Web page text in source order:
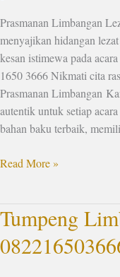
Prasmanan Limbangan
menyajikan hidangan
kesan istimewa pada
1650 3666 Nikmati cita
Prasmanan Limbangan
autentik untuk setiap
bahan baku terbaik,
Read More »
Tumpeng
Tumpeng
Limbangan
–